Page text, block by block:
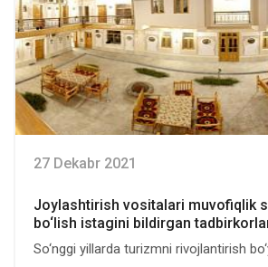
27 Dekabr 2021
Joylashtirish vositalari muvofiqlik
bo‘lish istagini bildirgan
So‘nggi yillarda turizmni rivojlantirish